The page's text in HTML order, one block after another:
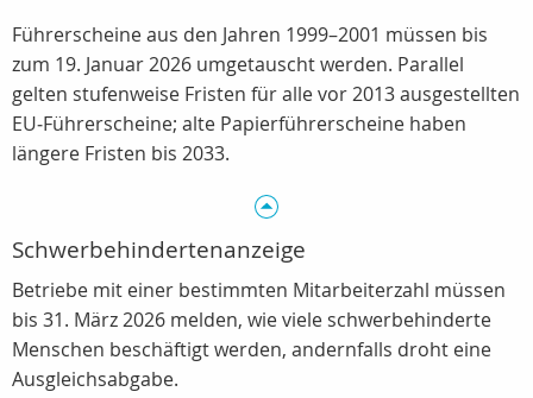
Führerscheine aus den Jahren 1999–2001 müssen bis
zum 19. Januar 2026 umgetauscht werden. Parallel
gelten stufenweise Fristen für alle vor 2013 ausgestellten
EU‑Führerscheine; alte Papierführerscheine haben
längere Fristen bis 2033.
Schwerbehindertenanzeige
Betriebe mit einer bestimmten Mitarbeiterzahl müssen
bis 31. März 2026 melden, wie viele schwerbehinderte
Menschen beschäftigt werden, andernfalls droht eine
Ausgleichsabgabe.